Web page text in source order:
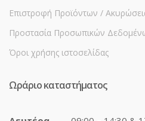
Επιστροφή Προϊόντων /
Προστασία Προσωπικών
Όροι χρήσης ιστοσελίδας
Ωράριο καταστήματος